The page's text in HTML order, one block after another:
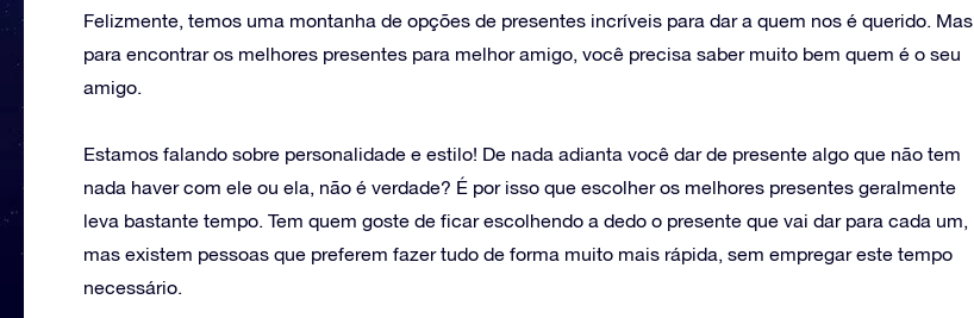
Felizmente, temos uma montanha de opções de presentes incríveis para dar a quem nos é querido. Mas
para encontrar os melhores presentes para melhor amigo, você precisa saber muito bem quem é o seu
amigo.
Estamos falando sobre personalidade e estilo! De nada adianta você dar de presente algo que não tem
nada haver com ele ou ela, não é verdade? É por isso que escolher os melhores presentes geralmente
leva bastante tempo. Tem quem goste de ficar escolhendo a dedo o presente que vai dar para cada um,
mas existem pessoas que preferem fazer tudo de forma muito mais rápida, sem empregar este tempo
necessário.